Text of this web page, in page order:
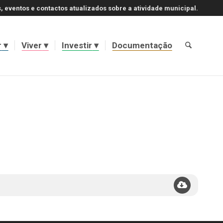
eventos e contactos atualizados sobre a atividade municipal.
Viver Investir Documentação